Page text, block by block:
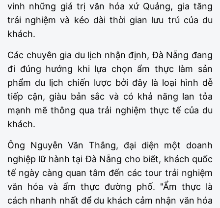
vinh những giá trị văn hóa xứ Quảng, gia tăng
trải nghiệm và kéo dài thời gian lưu trú của du
khách.
Các chuyên gia du lịch nhận định, Đà Nẵng đang
đi đúng hướng khi lựa chọn ẩm thực làm sản
phẩm du lịch chiến lược bởi đây là loại hình dễ
tiếp cận, giàu bản sắc và có khả năng lan tỏa
mạnh mẽ thông qua trải nghiệm thực tế của du
khách.
Ông Nguyễn Văn Thắng, đại diện một doanh
nghiệp lữ hành tại Đà Nẵng cho biết, khách quốc
tế ngày càng quan tâm đến các tour trải nghiệm
văn hóa và ẩm thực đường phố. "Ẩm thực là
cách nhanh nhất để du khách cảm nhận văn hóa